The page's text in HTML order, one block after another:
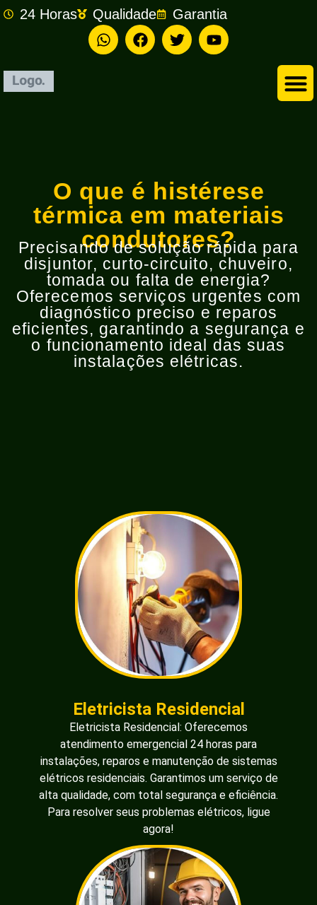
24 Horas Qualidade Garantia
O que é histérese
térmica em materiais
condutores?
Precisando de solução rápida para
disjuntor, curto-circuito, chuveiro,
tomada ou falta de energia?
Oferecemos serviços urgentes com
diagnóstico preciso e reparos
eficientes, garantindo a segurança e
o funcionamento ideal das suas
instalações elétricas.
Eletricista Residencial
Eletricista Residencial: Oferecemos
atendimento emergencial 24 horas para
instalações, reparos e manutenção de sistemas
elétricos residenciais. Garantimos um serviço de
alta qualidade, com total segurança e eficiência.
Para resolver seus problemas elétricos, ligue
agora!